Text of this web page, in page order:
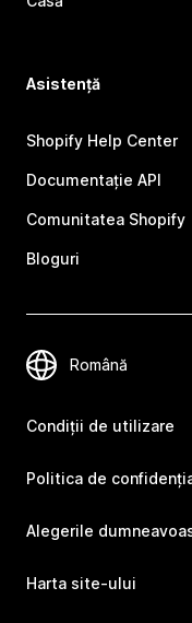
Asistență
Shopify Help Center
Documentație API
Comunitatea Shopify
Bloguri
Condiții de utilizare
Politica de
Alegerile
Harta site-ului